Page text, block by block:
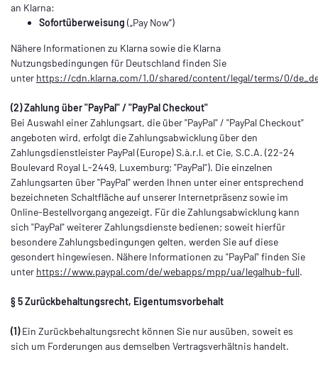
an Klarna:
Sofortüberweisung („Pay Now“)
Nähere Informationen zu Klarna sowie die Klarna
Nutzungsbedingungen für Deutschland finden Sie
unter https://cdn.klarna.com/1.0/shared/content/legal/terms/0/
(2)Zahlung über "PayPal" / "PayPal Checkout"
Bei Auswahl einer Zahlungsart, die über "PayPal" / "PayPal Checkout"
angeboten wird, erfolgt die Zahlungsabwicklung über den
Zahlungsdienstleister PayPal (Europe) S.à.r.l. et Cie, S.C.A. (22-24
Boulevard Royal L-2449, Luxemburg; "PayPal"). Die einzelnen
Zahlungsarten über "PayPal" werden Ihnen unter einer entsprechend
bezeichneten Schaltfläche auf unserer Internetpräsenz sowie im
Online-Bestellvorgang angezeigt. Für die Zahlungsabwicklung kann
sich "PayPal" weiterer Zahlungsdienste bedienen; soweit hierfür
besondere Zahlungsbedingungen gelten, werden Sie auf diese
gesondert hingewiesen. Nähere Informationen zu "PayPal" finden Sie
unter https://www.paypal.com/de/webapps/mpp/ua/legalhub-full.
§ 5 Zurückbehaltungsrecht, Eigentumsvorbehalt
(1)Ein Zurückbehaltungsrecht können Sie nur ausüben, soweit es
sich um Forderungen aus demselben Vertragsverhältnis handelt.